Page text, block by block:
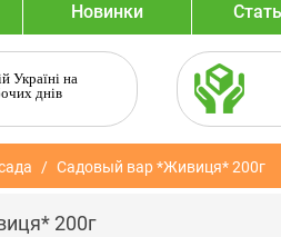
Новинки
Україні на
днів
Садовый вар *Живиця* 200г
200г